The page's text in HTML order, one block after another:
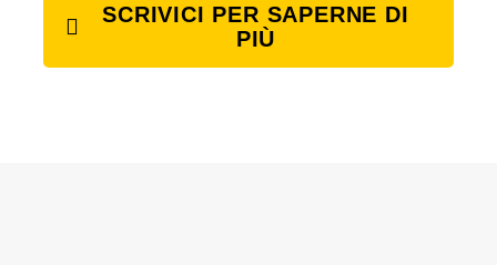
SCRIVICI PER SAPERNE DI
PIÙ